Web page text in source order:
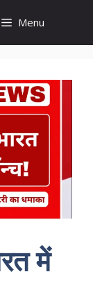
Menu
में